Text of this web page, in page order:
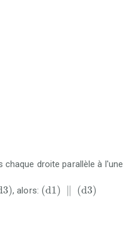
droite parallèle à
3)
) , alors: (d1) (d3)
(d1) ∥( d3)